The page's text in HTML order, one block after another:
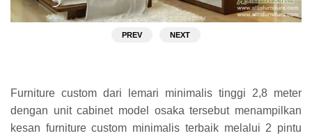
PREV NEXT
Furniture custom dari lemari minimalis tinggi 2,8 meter
dengan unit cabinet model osaka tersebut menampilkan
kesan furniture custom minimalis terbaik melalui 2 pintu